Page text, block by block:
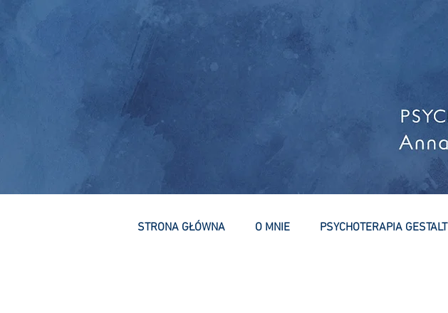
STRONA GŁÓWNA O MNIE PSYCHOTERAPIA GESTALT